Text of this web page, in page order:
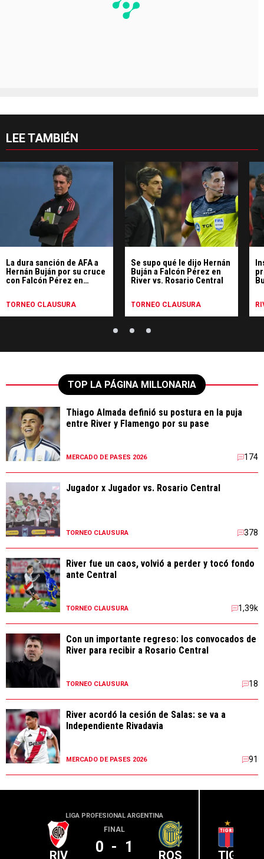
LEE TAMBIÉN
La dura sanción de AFA a
Hernán Buján por su cruce
con Falcón Pérez en
TORNEO CLAUSURA
Se supo qué le dijo Hernán
Buján a Falcón Pérez en
River vs. Rosario Central
TORNEO CLAUSURA
TOP LA PÁGINA MILLONARIA
Thiago Almada definió su postura en la puja
entre River y Flamengo por su pase
MERCADO DE PASES 2026 174
Jugador x Jugador vs. Rosario Central
TORNEO CLAUSURA 378
River fue un caos, volvió a perder y tocó fondo
ante Central
TORNEO CLAUSURA 1,39k
Con un importante regreso: los convocados de
River para recibir a Rosario Central
TORNEO CLAUSURA 18
River acordó la cesión de Salas: se va a
Independiente Rivadavia
MERCADO DE PASES 2026 91
LIGA PROFESIONAL ARGENTINA
RIV
FINAL
0 - 1 ROS TIG